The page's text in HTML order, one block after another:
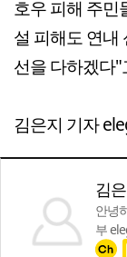
호우 피해 주민
설 피해도 연내
선을 다하겠다"
김은지 기자
김
안녕
부